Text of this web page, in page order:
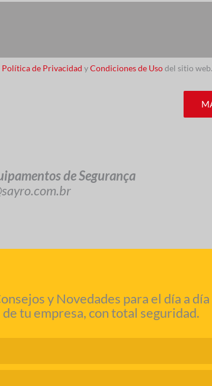
Política de Privacidad yCondiciones de Usodel sitio web.
de Segurança
y Novedades para el día a día
de tu empresa, con total seguridad.